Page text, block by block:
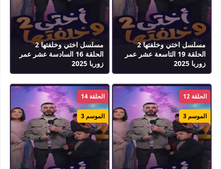
مسلسل اختي وخلفتها 2
الحلقة 19 التاسعة عشر عمر
زوربا 2025
مسلسل اختي وخلفتها 2
الحلقة 16 السادسة عشر عمر
زوربا 2025
الحلقة 12
الموسم 3
الحلقة 14
الموسم 3